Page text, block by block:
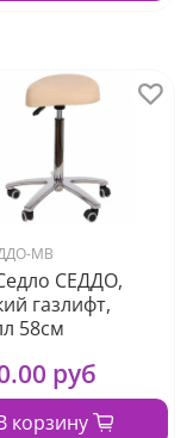
МВ
СЕДДО,
газлифт,
58см
руб
корзину